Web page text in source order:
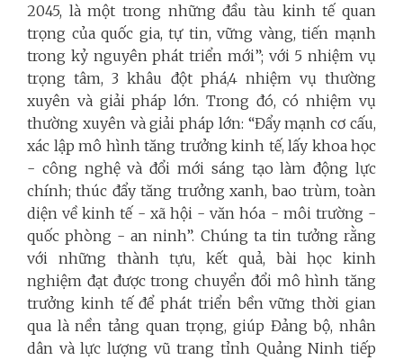
2045, là một trong những đầu tàu kinh tế quan
trọng của quốc gia, tự tin, vững vàng, tiến mạnh
trong kỷ nguyên phát triển mới”; với 5 nhiệm vụ
trọng tâm, 3 khâu đột phá,4 nhiệm vụ thường
xuyên và giải pháp lớn. Trong đó, có nhiệm vụ
thường xuyên và giải pháp lớn: “Đẩy mạnh cơ cấu,
xác lập mô hình tăng trưởng kinh tế, lấy khoa học
- công nghệ và đổi mới sáng tạo làm động lực
chính; thúc đẩy tăng trưởng xanh, bao trùm, toàn
diện về kinh tế - xã hội - văn hóa - môi trường -
quốc phòng - an ninh”. Chúng ta tin tưởng rằng
với những thành tựu, kết quả, bài học kinh
nghiệm đạt được trong chuyển đổi mô hình tăng
trưởng kinh tế để phát triển bền vững thời gian
qua là nền tảng quan trọng, giúp Đảng bộ, nhân
dân và lực lượng vũ trang tỉnh Quảng Ninh tiếp